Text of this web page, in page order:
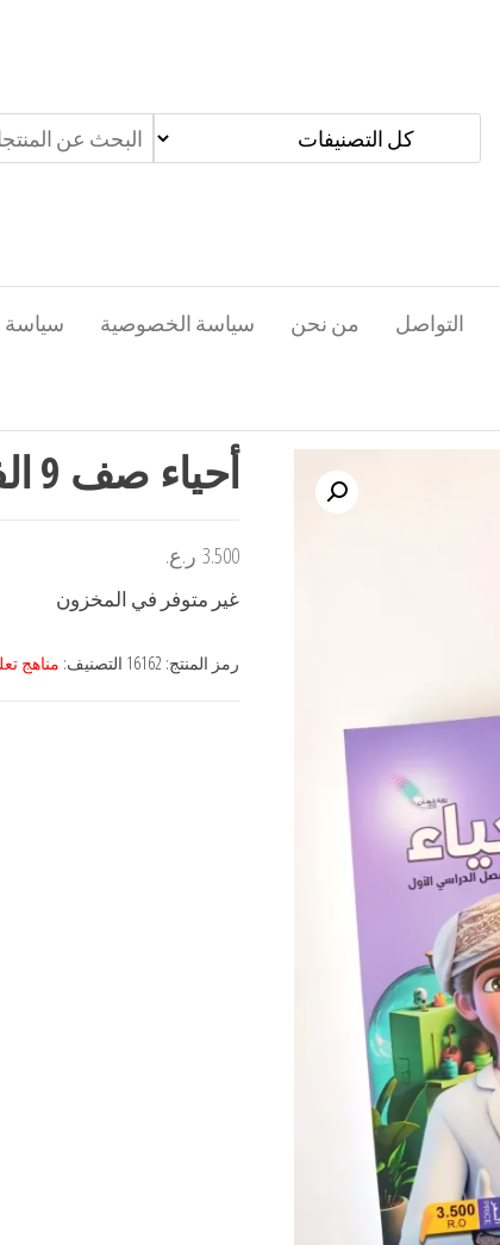
سياسة سياسة الخصوصية من نحن التواصل
أحياء صف 9 الفصل الأول
3.500 ر.ع.
غير متوفر في المخزون
رمز المنتج: 16162 التصنيف: مناهج